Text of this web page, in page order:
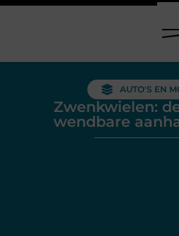
AUTO'S EN
Zwenkwielen:
wendbare